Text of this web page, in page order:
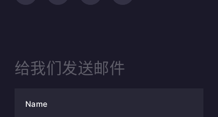
给我们发送邮件
Name